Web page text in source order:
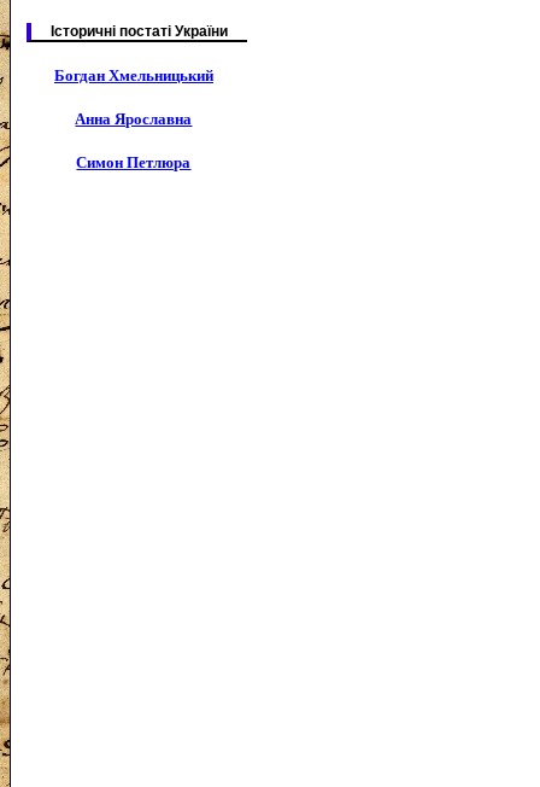
Історичні постаті України
Богдан Хмельницький
Анна Ярославна
Симон Петлюра